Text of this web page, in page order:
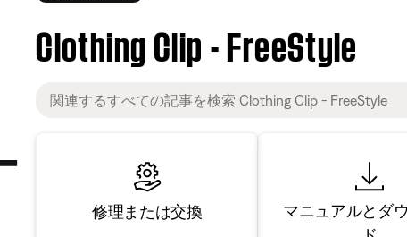
Clothing Clip - FreeStyle
修理または交換
マニュアルとダ